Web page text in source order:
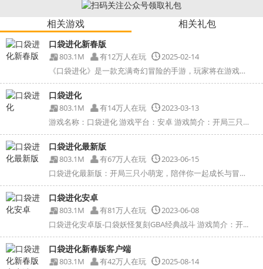
相关游戏 相关礼包
口袋进化新春版
803.1M 有12万人在玩
2025-02-14
《口袋进化》是一款充满奇幻冒险的手游，玩家将在游戏中...
口袋进化
803.1M 有14万人在玩
2023-03-13
游戏名称：口袋进化 游戏平台：安卓 游戏简介：开局三只小萌...
口袋进化最新版
803.1M 有67万人在玩
2023-06-15
口袋进化最新版：开局三只小萌宠，陪伴你一起成长与冒险！跨...
口袋进化安卓
803.1M 有81万人在玩
2023-06-08
口袋进化安卓版-口袋妖怪复刻GBA经典战斗 游戏简介：开...
口袋进化新春版客户端
803.1M 有42万人在玩
2025-08-14